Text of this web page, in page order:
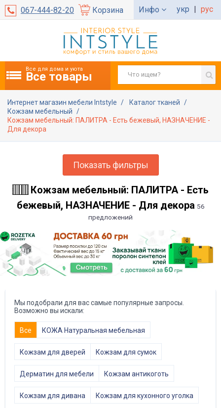
067-444-82-20 Корзина Инфо укр | рус
Все для дома и уюта
Все товары
Интернет магазин мебели Intstyle
Каталог тканей
Кожзам мебельный
Кожзам мебельный: ПАЛИТРА - Есть бежевый, НАЗНАЧЕНИЕ -
Для декора
Показать фильтры
Кожзам мебельный: ПАЛИТРА - Есть
бежевый, НАЗНАЧЕНИЕ - Для декора 56
предложений
Мы подобрали для вас самые популярные запросы.
Возможно вы искали:
Все КОЖА Натуральная мебельная
Кожзам для дверей Кожзам для сумок
Дерматин для мебели Кожзам антикоготь
Кожзам для дивана Кожзам для кухонного уголка